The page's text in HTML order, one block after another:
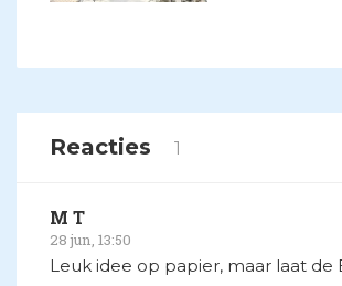
Reacties 1
M T
28 jun, 13:50
Leuk idee op papier, maar laat de